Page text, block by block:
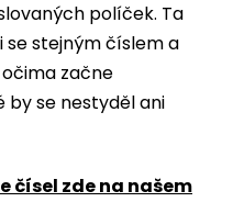
políček. Ta
stejným číslem a
začne
by se nestyděl ani
čísel zde na našem